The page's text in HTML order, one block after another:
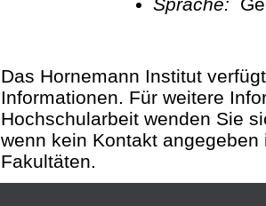
Das Hornemann Institut
Informationen. Für weitere
Hochschularbeit wenden Sie
wenn kein Kontakt
Fakultäten.